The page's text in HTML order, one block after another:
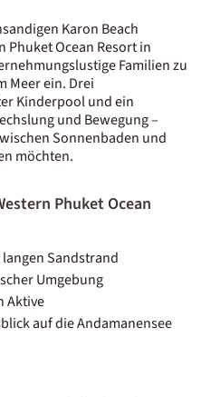
Karon Beach
Phuket Ocean Resort in
Familien zu
Meer ein. Drei
Kinderpool und ein
und Bewegung –
Sonnenbaden und
möchten.
Phuket Ocean
Sandstrand
Umgebung
Aktive
auf die Andamanensee